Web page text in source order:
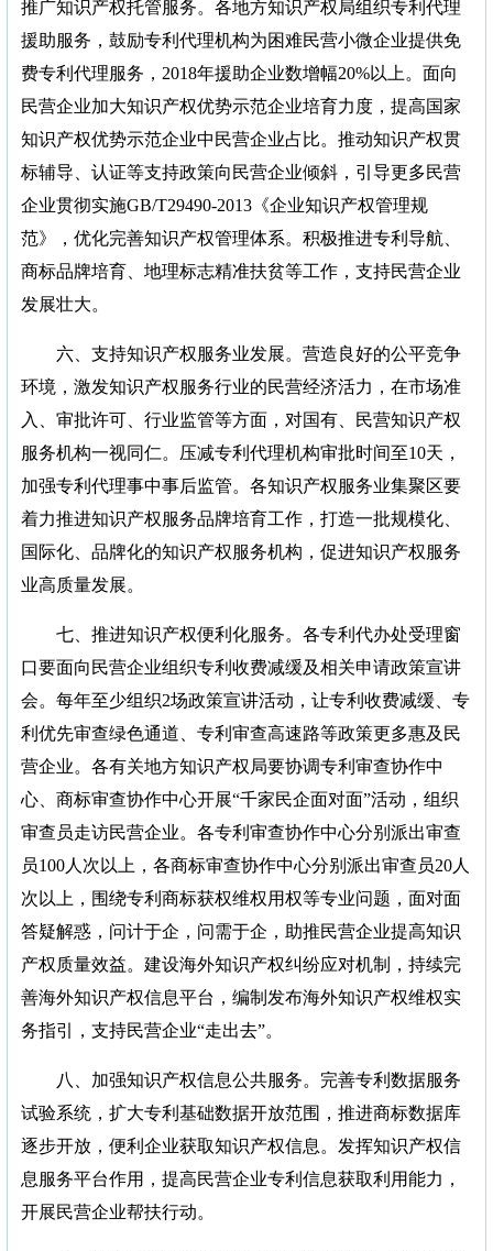
推广知识产权托管服务。各地方知识产权局组织专利代理
援助服务，鼓励专利代理机构为困难民营小微企业提供免
费专利代理服务，2018年援助企业数增幅20%以上。面向
民营企业加大知识产权优势示范企业培育力度，提高国家
知识产权优势示范企业中民营企业占比。推动知识产权贯
标辅导、认证等支持政策向民营企业倾斜，引导更多民营
企业贯彻实施GB/T29490-2013《企业知识产权管理规
范》，优化完善知识产权管理体系。积极推进专利导航、
商标品牌培育、地理标志精准扶贫等工作，支持民营企业
发展壮大。
六、支持知识产权服务业发展。营造良好的公平竞争
环境，激发知识产权服务行业的民营经济活力，在市场准
入、审批许可、行业监管等方面，对国有、民营知识产权
服务机构一视同仁。压减专利代理机构审批时间至10天，
加强专利代理事中事后监管。各知识产权服务业集聚区要
着力推进知识产权服务品牌培育工作，打造一批规模化、
国际化、品牌化的知识产权服务机构，促进知识产权服务
业高质量发展。
七、推进知识产权便利化服务。各专利代办处受理窗
口要面向民营企业组织专利收费减缓及相关申请政策宣讲
会。每年至少组织2场政策宣讲活动，让专利收费减缓、专
利优先审查绿色通道、专利审查高速路等政策更多惠及民
营企业。各有关地方知识产权局要协调专利审查协作中
心、商标审查协作中心开展“千家民企面对面”活动，组织
审查员走访民营企业。各专利审查协作中心分别派出审查
员100人次以上，各商标审查协作中心分别派出审查员20人
次以上，围绕专利商标获权维权用权等专业问题，面对面
答疑解惑，问计于企，问需于企，助推民营企业提高知识
产权质量效益。建设海外知识产权纠纷应对机制，持续完
善海外知识产权信息平台，编制发布海外知识产权维权实
务指引，支持民营企业“走出去”。
八、加强知识产权信息公共服务。完善专利数据服务
试验系统，扩大专利基础数据开放范围，推进商标数据库
逐步开放，便利企业获取知识产权信息。发挥知识产权信
息服务平台作用，提高民营企业专利信息获取利用能力，
开展民营企业帮扶行动。